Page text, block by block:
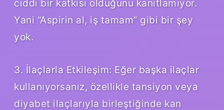
ciddi bir katkısı olduğunu kanıtlamıyor.
Yani “Aspirin al, iş tamam” gibi bir şey
yok.
3. İlaçlarla Etkileşim: Eğer başka ilaçlar
kullanıyorsanız, özellikle tansiyon veya
diyabet ilaçlarıyla birleştiğinde kan